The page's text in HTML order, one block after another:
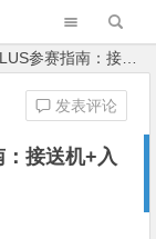
+入境流程+神话世界美食全攻略
：接送机+入
发表评论